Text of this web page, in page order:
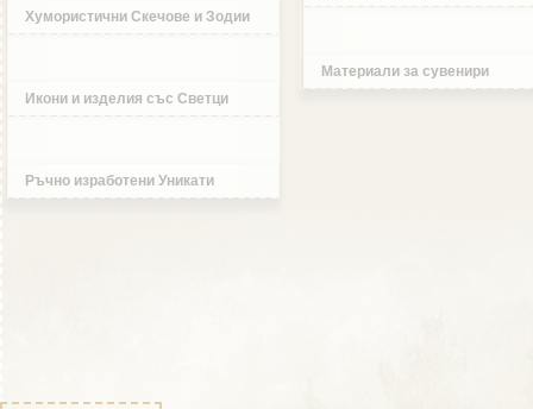
Хумористични Скечове и Зодии
Икони и изделия със Светци
Ръчно изработени Уникати
Материали за сувенири